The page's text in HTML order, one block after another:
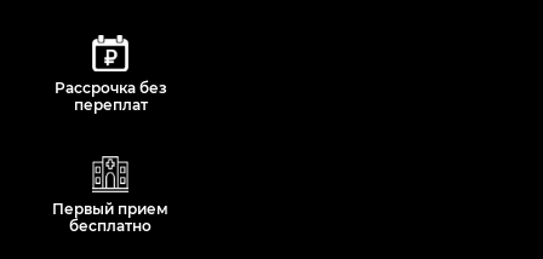
Рассрочка без
переплат
Первый прием
бесплатно